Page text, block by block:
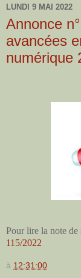
LUNDI 9 MAI 2022
Annonce
avancées
numérique
Pour lire la note de
115/2022
à 12:31:00